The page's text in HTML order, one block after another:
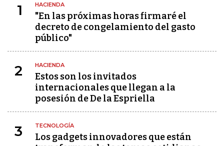
1 HACIENDA
"En las próximas horas firmaré el
decreto de congelamiento del gasto
público"
2 HACIENDA
Estos son los invitados
internacionales que llegan a la
posesión de De la Espriella
3 TECNOLOGÍA
Los gadgets innovadores que están